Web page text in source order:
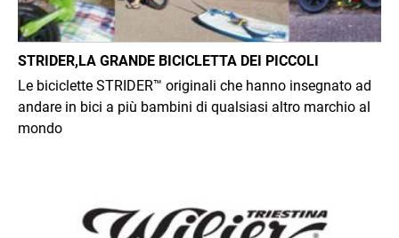
STRIDER,LA GRANDE BICICLETTA DEI PICCOLI
Le biciclette STRIDER™ originali che hanno insegnato ad
andare in bici a più bambini di qualsiasi altro marchio al
mondo